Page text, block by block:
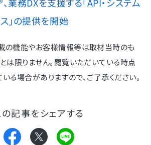
業務DXを支援する「API・システム
」の提供を開始
機能やお客様情報等は取材当時のも
は限りません。閲覧いただいている時点
る場合がありますので、ご了承ください。
の記事をシェアする